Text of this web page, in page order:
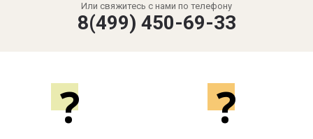
Или свяжитесь с нами по телефону
8(499) 450-69-33
? ?